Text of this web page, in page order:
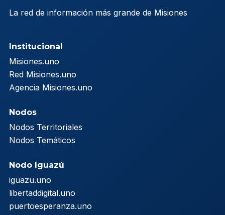
La red de información más grande de Misiones
Institucional
Misiones.uno
Red Misiones.uno
Agencia Misiones.uno
Nodos
Nodos Territoriales
Nodos Temáticos
Nodo Iguazú
iguazu.uno
libertaddigital.uno
puertoesperanza.uno